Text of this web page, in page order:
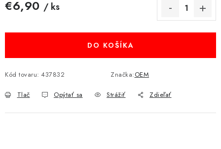
Doprava a platba
Obchodné podmienky
€6,90 / ks
DO KOŠÍKA
Kód tovaru: 437832 Značka:OEM
Tlač Opýtať sa Strážiť Zdieľať